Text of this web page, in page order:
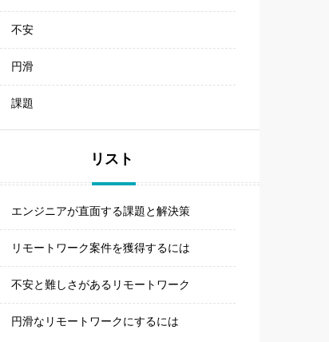
不安
円滑
課題
リスト
エンジニアが直面する課題と解決策
リモートワーク案件を獲得するには
不安と難しさがあるリモートワーク
円滑なリモートワークにするには